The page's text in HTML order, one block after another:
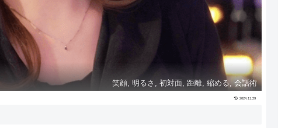
笑顔, 明るさ, 初対面, 距離, 縮める, 会話術
2024.11.29